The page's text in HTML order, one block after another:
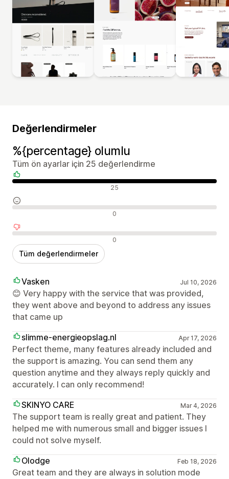
Değerlendirmeler
%{percentage} olumlu
Tüm ön ayarlar için 25 değerlendirme
Olumlu değerlendirmeler 25
Nötr değerlendirmeler 0
Olumsuz değerlendirmeler 0
Tüm değerlendirmeler
Vasken Jul 10, 2026
😊 Very happy with the service that was provided,
they went above and beyond to address any issues
that came up
slimme-energieopslag.nl
Apr 17, 2026
Perfect theme, many features already included and
the support is amazing. You can send them any
question anytime and they always reply quickly and
accurately. I can only recommend!
SKINYO CARE
Mar 4, 2026
The support team is really great and patient. They
helped me with numerous small and bigger issues I
could not solve myself.
Olodge
Feb 18, 2026
Great team and they are always in solution mode